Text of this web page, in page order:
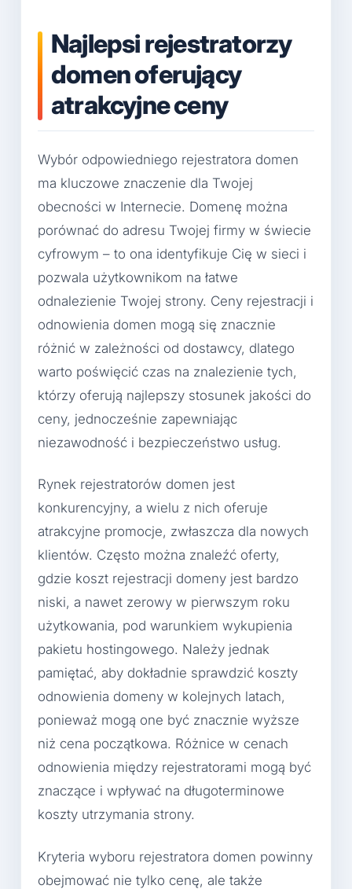
Najlepsi rejestratorzy
domen oferujący
atrakcyjne ceny
Wybór odpowiedniego rejestratora domen
ma kluczowe znaczenie dla Twojej
obecności w Internecie. Domenę można
porównać do adresu Twojej firmy w świecie
cyfrowym – to ona identyfikuje Cię w sieci i
pozwala użytkownikom na łatwe
odnalezienie Twojej strony. Ceny rejestracji i
odnowienia domen mogą się znacznie
różnić w zależności od dostawcy, dlatego
warto poświęcić czas na znalezienie tych,
którzy oferują najlepszy stosunek jakości do
ceny, jednocześnie zapewniając
niezawodność i bezpieczeństwo usług.
Rynek rejestratorów domen jest
konkurencyjny, a wielu z nich oferuje
atrakcyjne promocje, zwłaszcza dla nowych
klientów. Często można znaleźć oferty,
gdzie koszt rejestracji domeny jest bardzo
niski, a nawet zerowy w pierwszym roku
użytkowania, pod warunkiem wykupienia
pakietu hostingowego. Należy jednak
pamiętać, aby dokładnie sprawdzić koszty
odnowienia domeny w kolejnych latach,
ponieważ mogą one być znacznie wyższe
niż cena początkowa. Różnice w cenach
odnowienia między rejestratorami mogą być
znaczące i wpływać na długoterminowe
koszty utrzymania strony.
Kryteria wyboru rejestratora domen powinny
obejmować nie tylko cenę, ale także